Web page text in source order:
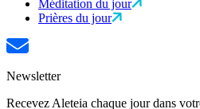
Méditation du jour
Prières du jour
Newsletter
Recevez Aleteia chaque jour dans